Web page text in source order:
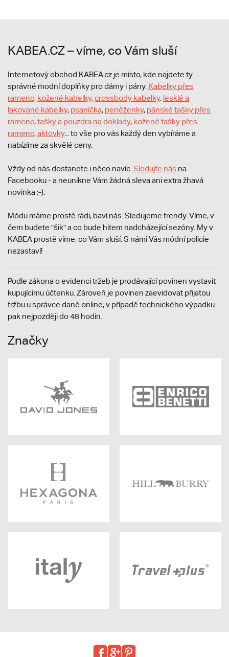
KABEA.CZ – víme, co Vám sluší
Internetový obchod KABEA.cz je místo, kde najdete ty
správné modní doplňky pro dámy i pány. Kabelky přes
rameno, kožené kabelky,crossbody kabelky, lesklé a
lakované kabelky, psaníčka, peněženky, pánské tašky přes
rameno,tašky a pouzdra na doklady, kožené tašky přes
rameno,aktovky... to vše pro vás každý den vybíráme a
nabízíme za skvělé ceny.
Vždy od nás dostanete i něco navíc. Sledujte nás na
Facebooku - a neunikne Vám žádná sleva ani extra žhavá
novinka ;-).
Módu máme prostě rádi, baví nás. Sledujeme trendy. Víme, v
čem budete "šik" a co bude hitem nadcházející sezóny. My v
KABEA prostě víme, co Vám sluší. S námi Vás módní policie
nezastaví!
Podle zákona o evidenci tržeb je prodávající povinen vystavit
kupujícímu účtenku. Zároveň je povinen zaevidovat přijatou
tržbu u správce daně online; v případě technického výpadku
pak nejpozději do 48 hodin.
Značky